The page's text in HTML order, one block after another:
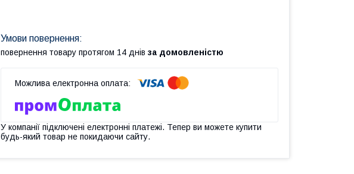
повернення товару протягом 14 днів за домовленістю
У компанії підключені електронні платежі. Тепер ви можете купити
будь-який товар не покидаючи сайту.